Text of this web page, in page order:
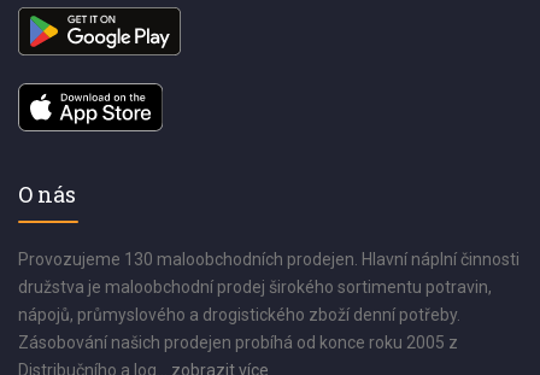
O nás
Provozujeme 130 maloobchodních prodejen. Hlavní náplní činnosti
družstva je maloobchodní prodej širokého sortimentu potravin,
nápojů, průmyslového a drogistického zboží denní potřeby.
Zásobování našich prodejen probíhá od konce roku 2005 z
Distribučního a log... zobrazit více